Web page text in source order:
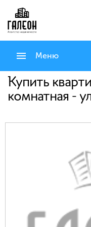
Меню
Купить
комнатная -